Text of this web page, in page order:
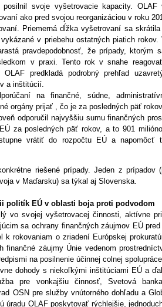
svoje vyšetrovacie kapacity.
ako pred svojou reorganizáciou v roku
Priemerná dĺžka vyšetrovaní sa
v priebehu ostatných piatich
pravdepodobnosť, že prípady, ktorým
v praxi. Tento rok v snahe
OLAF predkladá podrobný prehľad
a inštitúcií.
na finančné, súdne,
orgány prijať , čo je za posledných päť
odporučil najvyššiu sumu finančných
za posledných päť rokov, a to 901
vrátiť do rozpočtu EÚ a napomôcť
riešené prípady. Jeden z prípadov
v Maďarsku) sa týkal aj Slovenska.
politík EÚ v oblasti boja proti podvodom
vo svojej vyšetrovacej činnosti, aktívne
sa ochrany finančných záujmov EÚ pred
k rokovaniam o zriadení Európskej
finančné záujmy Únie vedenom
na posilnenie účinnej colnej spolupráce.
dohody s niekoľkými inštitúciami EÚ a
pre vonkajšiu činnosť, Svetová
OSN pre služby vnútorného dohľadu a
úradu OLAF poskytovať rýchlejšie,